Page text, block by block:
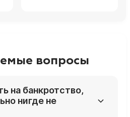
вопросы
на банкротство,
нигде не